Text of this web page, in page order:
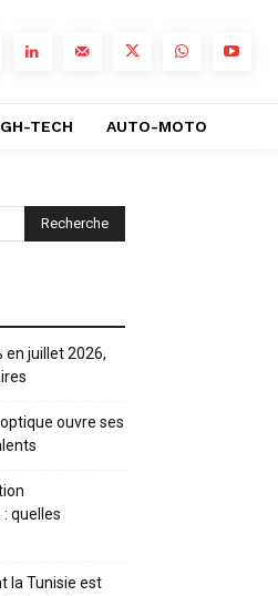
TECH AUTO-MOTO
en juillet 2026,
ouvre ses
quelles
la Tunisie est